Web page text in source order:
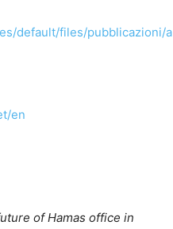
default/files/pubblicazioni/
en
of Hamas office in